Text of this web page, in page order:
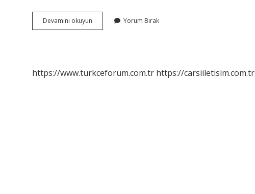
Devamını okuyun
In
Yorum Bırak
https://www.turkceforum.com.tr https://carsiiletisim.com.tr